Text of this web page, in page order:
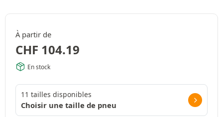
À partir de
CHF 104.19
En stock
11 tailles disponibles
Choisir une taille de pneu